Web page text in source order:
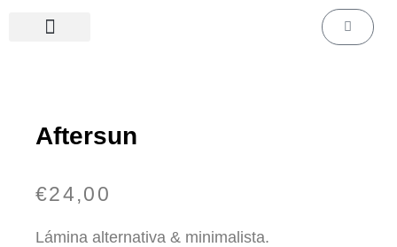
Carrito
Aftersun
€24,00
Lámina alternativa & minimalista.